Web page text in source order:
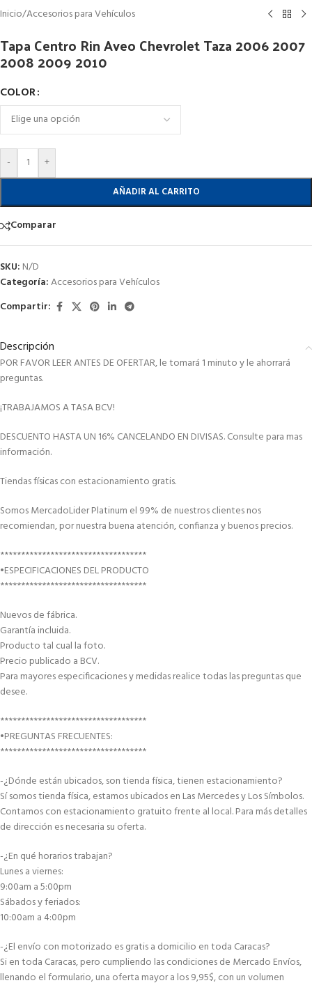
Inicio/Accesorios para Vehículos
Tapa Centro Rin Aveo Chevrolet Taza 2006 2007
2008 2009 2010
COLOR
- +
AÑADIR AL CARRITO
Comparar
SKU: N/D
Categoría:Accesorios para Vehículos
Compartir:
Descripción
POR FAVOR LEER ANTES DE OFERTAR, le tomará 1 minuto y le ahorrará
preguntas.
¡TRABAJAMOS A TASA BCV!
DESCUENTO HASTA UN 16% CANCELANDO EN DIVISAS. Consulte para mas
información.
Tiendas físicas con estacionamiento gratis.
Somos MercadoLider Platinum el 99% de nuestros clientes nos
recomiendan, por nuestra buena atención, confianza y buenos precios.
***********************************
•ESPECIFICACIONES DEL PRODUCTO
***********************************
Nuevos de fábrica.
Garantía incluida.
Producto tal cual la foto.
Precio publicado a BCV.
Para mayores especificaciones y medidas realice todas las preguntas que
desee.
***********************************
•PREGUNTAS FRECUENTES:
***********************************
-¿Dónde están ubicados, son tienda física, tienen estacionamiento?
Sí somos tienda física, estamos ubicados en Las Mercedes y Los Símbolos.
Contamos con estacionamiento gratuito frente al local. Para más detalles
de dirección es necesaria su oferta.
-¿En qué horarios trabajan?
Lunes a viernes:
9:00am a 5:00pm
Sábados y feriados:
10:00am a 4:00pm
-¿El envío con motorizado es gratis a domicilio en toda Caracas?
Si en toda Caracas, pero cumpliendo las condiciones de Mercado Envíos,
llenando el formulario, una oferta mayor a los 9,95$, con un volumen